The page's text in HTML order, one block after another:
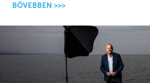
BŐVEBBEN >>>